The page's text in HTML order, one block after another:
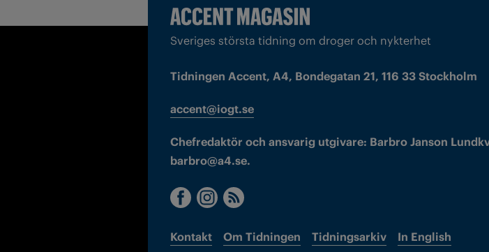
Sveriges största tidning om droger och nykterhet
Tidningen Accent, A4, Bondegatan 21, 116 33 Stockholm
accent@iogt.se
Chefredaktör och ansvarig utgivare: Barbro Janson
barbro@a4.se.
Kontakt Om Tidningen Tidningsarkiv In English